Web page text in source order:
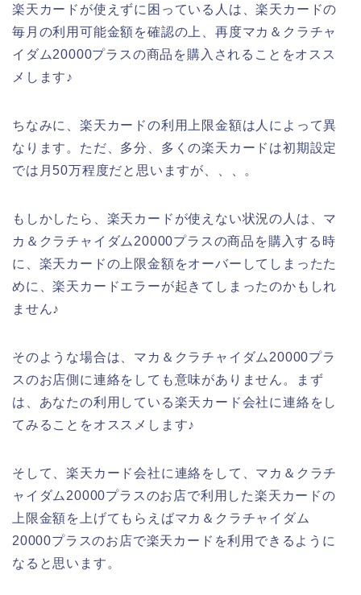
楽天カードが使えずに困っている人は、楽天カードの
毎月の利用可能金額を確認の上、再度マカ＆クラチャ
イダム20000プラスの商品を購入されることをオスス
メします♪
ちなみに、楽天カードの利用上限金額は人によって異
なります。ただ、多分、多くの楽天カードは初期設定
では月50万程度だと思いますが、、、。
もしかしたら、楽天カードが使えない状況の人は、マ
カ＆クラチャイダム20000プラスの商品を購入する時
に、楽天カードの上限金額をオーバーしてしまったた
めに、楽天カードエラーが起きてしまったのかもしれ
ません♪
そのような場合は、マカ＆クラチャイダム20000プラ
スのお店側に連絡をしても意味がありません。まず
は、あなたの利用している楽天カード会社に連絡をし
てみることをオススメします♪
そして、楽天カード会社に連絡をして、マカ＆クラチ
ャイダム20000プラスのお店で利用した楽天カードの
上限金額を上げてもらえばマカ＆クラチャイダム
20000プラスのお店で楽天カードを利用できるように
なると思います。